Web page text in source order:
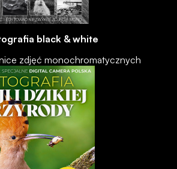
black & white
zdjęć monochromatycznych